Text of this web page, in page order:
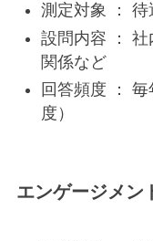
測定対象 ：
設問内容 ：
関係など
回答頻度 ：
度）
エンゲージメン